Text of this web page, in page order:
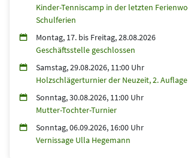
Kinder-Tenniscamp in der letzten
Schulferien
Montag, 17. bis Freitag, 28.08.2026
Geschäftsstelle geschlossen
Samstag, 29.08.2026, 11:00 Uhr
Holzschlägerturnier der Neuzeit, 2. Auflage
Sonntag, 30.08.2026, 11:00 Uhr
Mutter-Tochter-Turnier
Sonntag, 06.09.2026, 16:00 Uhr
Vernissage Ulla Hegemann